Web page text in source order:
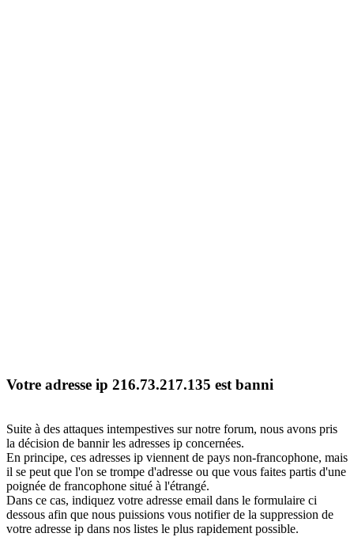
Votre adresse ip 216.73.217.135 est banni
Suite à des attaques intempestives sur notre forum, nous avons pris
la décision de bannir les adresses ip concernées.
En principe, ces adresses ip viennent de pays non-francophone, mais
il se peut que l'on se trompe d'adresse ou que vous faites partis d'une
poignée de francophone situé à l'étrangé.
Dans ce cas, indiquez votre adresse email dans le formulaire ci
dessous afin que nous puissions vous notifier de la suppression de
votre adresse ip dans nos listes le plus rapidement possible.